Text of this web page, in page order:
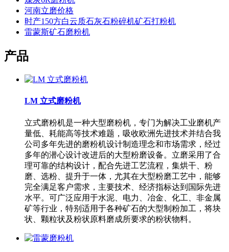
河南立磨价格
时产150方白云质石灰石粉碎机矿石打粉机
雷蒙斯矿石磨粉机
产品
LM 立式磨粉机
立式磨粉机是一种大型磨粉机，专门为解决工业磨机产
量低、耗能高等技术难题，吸收欧洲先进技术并结合我
公司多年先进的磨粉机设计制造理念和市场需求，经过
多年的潜心设计改进后的大型粉磨设备。立磨采用了合
理可靠的结构设计，配合先进工艺流程，集烘干、粉
磨、选粉、提升于一体，尤其在大型粉磨工艺中，能够
完全满足客户需求，主要技术、经济指标达到国际先进
水平。可广泛应用于水泥、电力、冶金、化工、非金属
矿等行业，特别适用于各种矿石的大型制粉加工，将块
状、颗粒状及粉状原料磨成所要求的粉状物料。